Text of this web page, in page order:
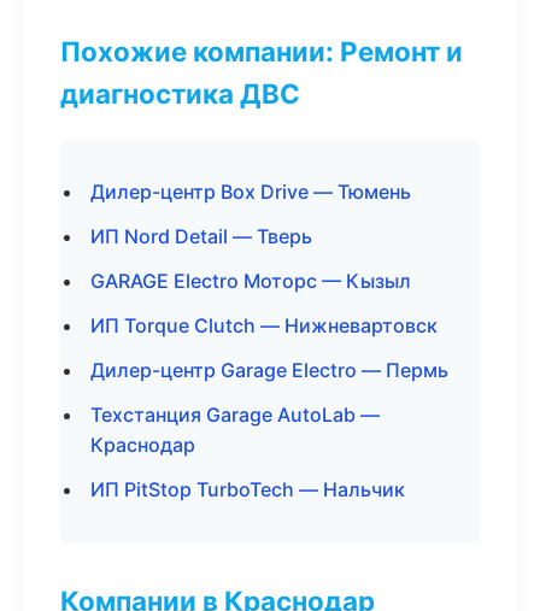
Похожие компании: Ремонт и
диагностика ДВС
Дилер-центр Box Drive — Тюмень
ИП Nord Detail — Тверь
GARAGE Electro Моторс — Кызыл
ИП Torque Clutch — Нижневартовск
Дилер-центр Garage Electro — Пермь
Техстанция Garage AutoLab —
Краснодар
ИП PitStop TurboTech — Нальчик
Компании в Краснодар